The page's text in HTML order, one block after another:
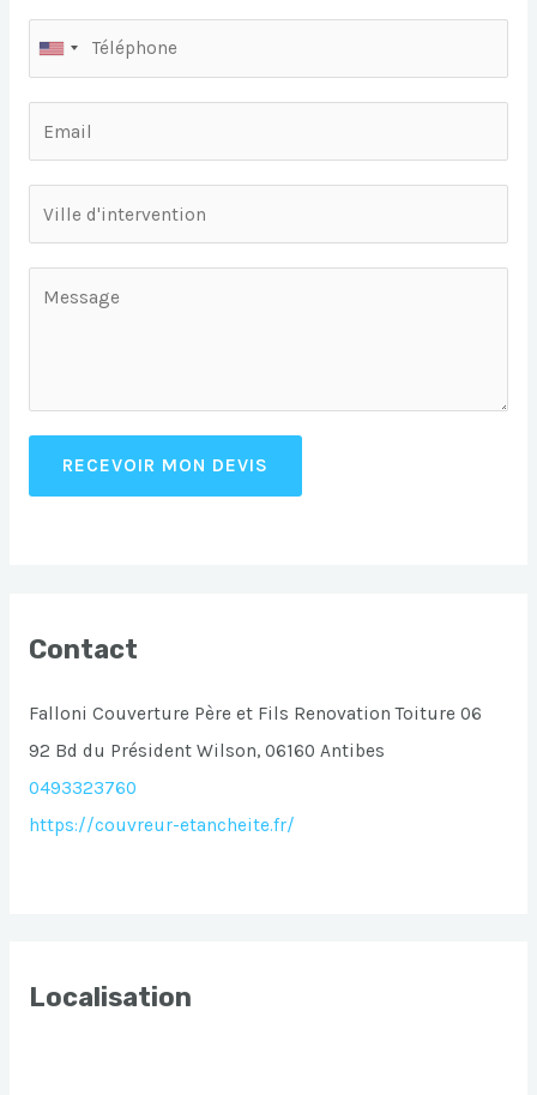
RECEVOIR MON DEVIS
Contact
Falloni Couverture Père et Fils Renovation Toiture 06
92 Bd du Président Wilson, 06160 Antibes
0493323760
https://couvreur-etancheite.fr/
Localisation